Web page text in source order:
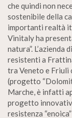
che quindi non
sostenibile della
importanti realtà
Vinitaly ha
natura”.
resistenti a
tra Veneto e Friuli
(progetto
Marche, è infatti
progetto
resistenza